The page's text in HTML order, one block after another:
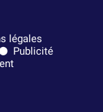
légales
Publicité